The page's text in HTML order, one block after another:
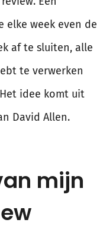
elke week even de
af te sluiten, alle
te verwerken
idee komt uit
David Allen.
mijn